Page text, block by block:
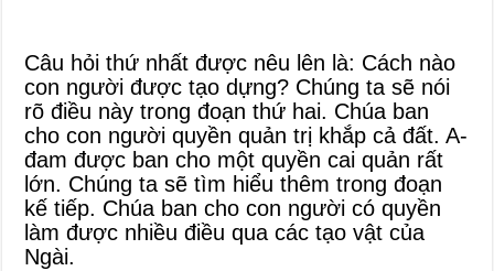
Câu hỏi thứ nhất được nêu lên là: Cách nào
con người được tạo dựng? Chúng ta sẽ nói
rõ điều này trong đoạn thứ hai. Chúa ban
cho con người quyền quản trị khắp cả đất. A-
đam được ban cho một quyền cai quản rất
lớn. Chúng ta sẽ tìm hiểu thêm trong đoạn
kế tiếp. Chúa ban cho con người có quyền
làm được nhiều điều qua các tạo vật của
Ngài.